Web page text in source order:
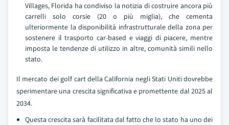
Villages, Florida ha condiviso la notizia di costruire ancora più
carrelli solo corsie (20 o più miglia), che cementa
ulteriormente la disponibilità infrastrutturale della zona per
sostenere il trasporto car-based e viaggi di piacere, mentre
imposta le tendenze di utilizzo in altre, comunità simili nello
stato.
Il mercato dei golf cart della California negli Stati Uniti dovrebbe
sperimentare una crescita significativa e promettente dal 2025 al
2034.
Questa crescita sarà facilitata dal fatto che lo stato ha uno dei